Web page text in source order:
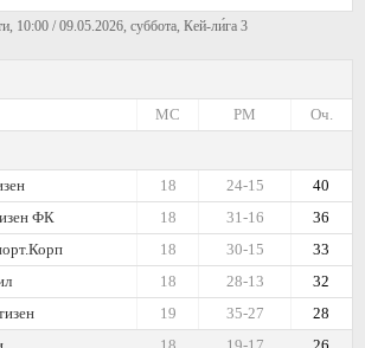
10:00 / 09.05.2026, суббота, Кей-ли́га 3
Оч.
РМ
МС
40
24-15
18
ФК 36
31-16
18
33
30-15
18
32
28-13
18
28
35-27
19